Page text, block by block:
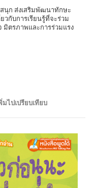
นุก ส่งเสริมพัฒนาทักษะ
วกับการเรียนรู้ที่จะร่วม
มิตรภาพและการร่วมแรง
มไปเปรียบเทียบ